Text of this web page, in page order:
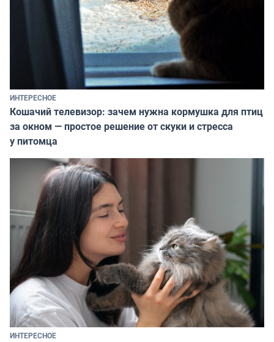
ИНТЕРЕСНОЕ
Кошачий телевизор: зачем нужна кормушка для птиц
за окном — простое решение от скуки и стресса
у питомца
ИНТЕРЕСНОЕ